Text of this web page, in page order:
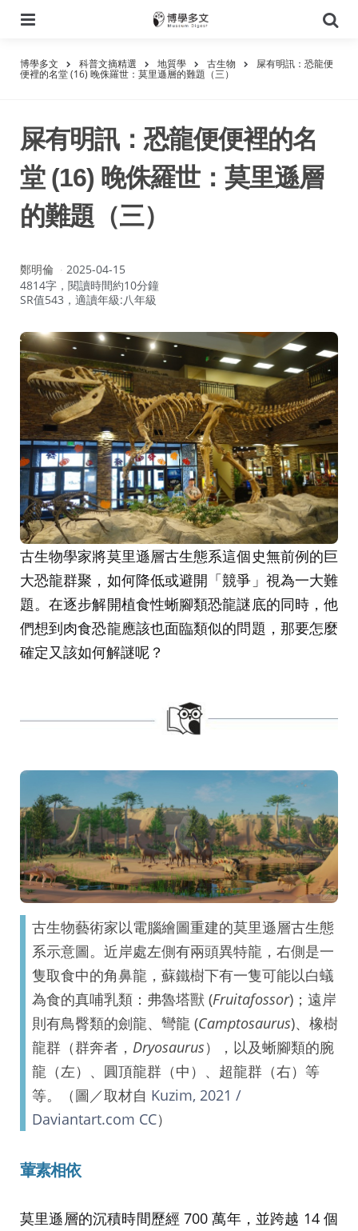
尋
博學多文 科普文摘精選 地質學 古生物 屎有明訊：恐龍便
便裡的名堂 (16) 晚侏羅世：莫里遜層的難題（三）
屎有明訊：恐龍便便裡的名
堂 (16) 晚侏羅世：莫里遜層
的難題（三）
作
者：
鄭明倫
2025-04-15
4814字，閱讀時間約10分鐘
SR值543，適讀年級:八年級
古生物學家將莫里遜層古生態系這個史無前例的巨
大恐龍群聚，如何降低或避開「競爭」視為一大難
題。在逐步解開植食性蜥腳類恐龍謎底的同時，他
們想到肉食恐龍應該也面臨類似的問題，那要怎麼
確定又該如何解謎呢？
古生物藝術家以電腦繪圖重建的莫里遜層古生態
系示意圖。近岸處左側有兩頭異特龍，右側是一
隻取食中的角鼻龍，蘇鐵樹下有一隻可能以白蟻
為食的真哺乳類：弗魯塔獸 (Fruitafossor)；遠岸
則有鳥臀類的劍龍、彎龍 (Camptosaurus)、橡樹
龍群（群奔者， Dryosaurus），以及蜥腳類的腕
龍（左）、圓頂龍群（中）、超龍群（右）等
等。（圖／取材自 Kuzim, 2021 /
Daviantart.com CC）
葷素相依
莫里遜層的沉積時間歷經 700 萬年，並跨越 14 個